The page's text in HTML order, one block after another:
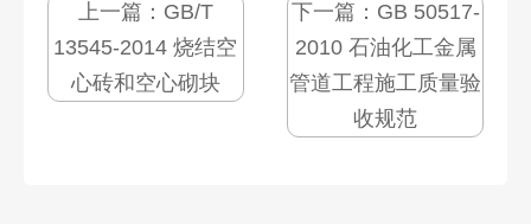
上一篇： GB/T
13545-2014 烧结空
心砖和空心砌块
下一篇： GB 50517-
2010 石油化工金属
管道工程施工质量验
收规范